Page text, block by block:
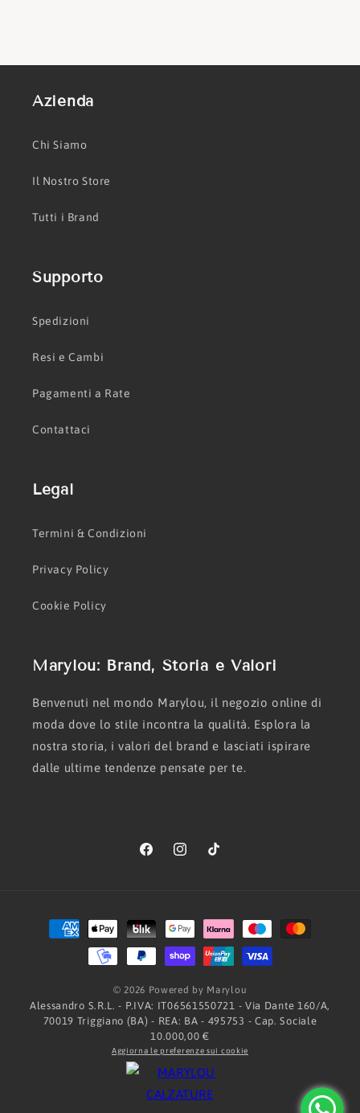
Azienda
Chi Siamo
Il Nostro Store
Tutti i Brand
Supporto
Spedizioni
Resi e Cambi
Pagamenti a Rate
Contattaci
Legal
Termini & Condizioni
Privacy Policy
Cookie Policy
Marylou: Brand, Storia e Valori
Benvenuti nel mondo Marylou, il negozio online di
moda dove lo stile incontra la qualità. Esplora la
nostra storia, i valori del brand e lasciati ispirare
dalle ultime tendenze pensate per te.
FacebookInstagramTikTok
Metodi
di
pagamento
© 2026 Powered by Marylou
Alessandro S.R.L. - P.IVA: IT06561550721 - Via Dante 160/A,
70019 Triggiano (BA) - REA: BA - 495753 - Cap. Sociale
10.000,00 €
Aggiorna le preferenze sui cookie